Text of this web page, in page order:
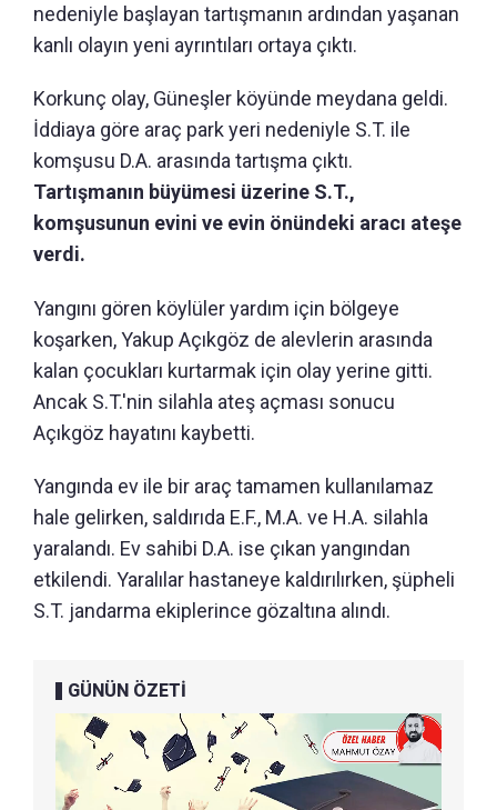
nedeniyle başlayan tartışmanın ardından yaşanan
kanlı olayın yeni ayrıntıları ortaya çıktı.
Korkunç olay, Güneşler köyünde meydana geldi.
İddiaya göre araç park yeri nedeniyle S.T. ile
komşusu D.A. arasında tartışma çıktı.
Tartışmanın büyümesi üzerine S.T.,
komşusunun evini ve evin önündeki aracı ateşe
verdi.
Yangını gören köylüler yardım için bölgeye
koşarken, Yakup Açıkgöz de alevlerin arasında
kalan çocukları kurtarmak için olay yerine gitti.
Ancak S.T.'nin silahla ateş açması sonucu
Açıkgöz hayatını kaybetti.
Yangında ev ile bir araç tamamen kullanılamaz
hale gelirken, saldırıda E.F., M.A. ve H.A. silahla
yaralandı. Ev sahibi D.A. ise çıkan yangından
etkilendi. Yaralılar hastaneye kaldırılırken, şüpheli
S.T. jandarma ekiplerince gözaltına alındı.
GÜNÜN ÖZETİ